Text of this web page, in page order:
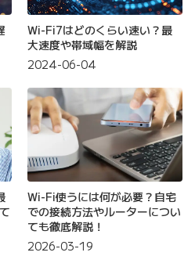
Wi-Fi7はどのくらい速い？最
大速度や帯域幅を解説
2024-06-04
Wi-Fi使うには何が必要？自宅
での接続方法やルーターについ
ても徹底解説！
2026-03-19